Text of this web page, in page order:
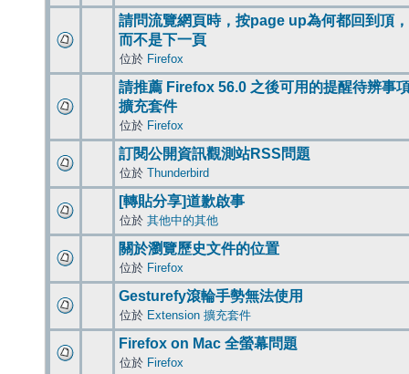
請問流覽網頁時，按page up為何都回到頂，
而不是下一頁
位於 Firefox
請推薦 Firefox 56.0 之後可用的提醒待辨事
擴充套件
位於 Firefox
訂閱公開資訊觀測站RSS問題
位於 Thunderbird
[轉貼分享]道歉啟事
位於 其他中的其他
關於瀏覽歷史文件的位置
位於 Firefox
Gesturefy滾輪手勢無法使用
位於 Extension 擴充套件
Firefox on Mac 全螢幕問題
位於 Firefox